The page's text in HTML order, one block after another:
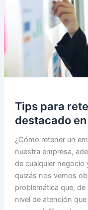
Tips para
destacado
¿Cómo retener un
nuestra empresa,
de cualquier negocio
quizás nos vemos
problemática que,
nivel de atención